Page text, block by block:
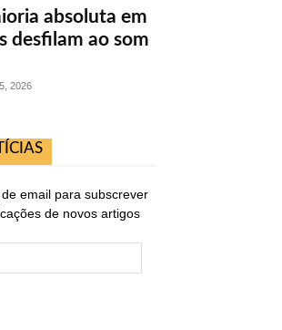
absoluta em
desfilam ao som
2026
email para subscrever
de novos artigos